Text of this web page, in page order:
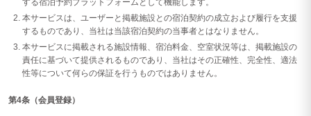
する宿泊予約プラットフォームとして機能します。
本サービスは、ユーザーと掲載施設との宿泊契約の成立および履行を支援
するものであり、当社は当該宿泊契約の当事者とはなりません。
本サービスに掲載される施設情報、宿泊料金、空室状況等は、掲載施設の
責任に基づいて提供されるものであり、当社はその正確性、完全性、適法
性等について何らの保証を行うものではありません。
第4条（会員登録）